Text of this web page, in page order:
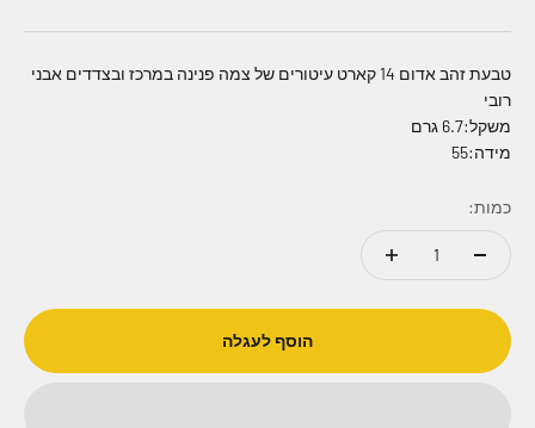
טבעת זהב אדום 14 קארט עיטורים של צמה פנינה במרכז ובצדדים אבני
רובי
משקל:6.7 גרם
מידה:55
כמות:
הוסף לעגלה